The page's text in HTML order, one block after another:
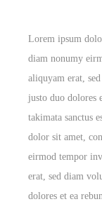
Lorem ipsum
diam nonumy
aliquyam erat,
justo duo dolores
takimata sanctus
dolor sit amet,
eirmod tempor
erat, sed diam
dolores et ea